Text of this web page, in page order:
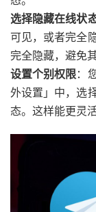
选择隐藏在线状
可见，或者完全
完全隐藏，避免
设置个别权限：
外设置」中，选
态。这样能更灵